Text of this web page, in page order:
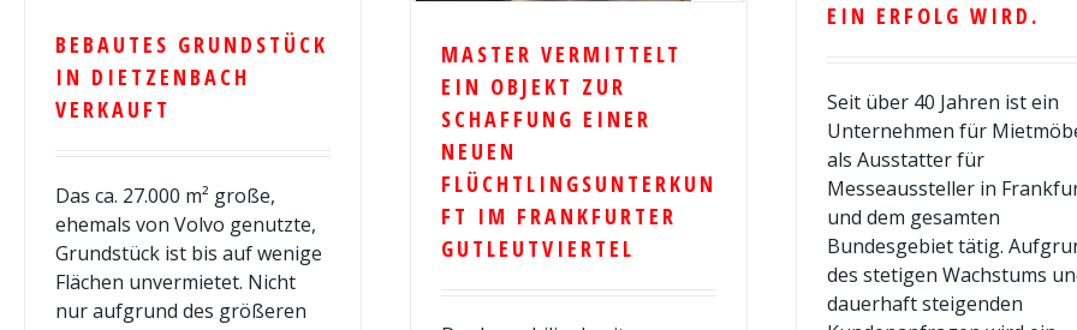
BEBAUTES GRUNDSTÜCK
IN DIETZENBACH
VERKAUFT
Das ca. 27.000 m² große,
ehemals von Volvo genutzte,
Grundstück ist bis auf wenige
Flächen unvermietet. Nicht
nur aufgrund des größeren
EIN ERFOLG WIRD.
Seit über 40 Jahren ist ein
Unternehmen für
als Ausstatter für
Messeaussteller in
und dem gesamten
Bundesgebiet tätig.
des stetigen Wachstums
dauerhaft steigenden
MASTER VERMITTELT
EIN OBJEKT ZUR
SCHAFFUNG EINER
NEUEN
FLÜCHTLINGSUNTERKUN
FT IM FRANKFURTER
GUTLEUTVIERTEL